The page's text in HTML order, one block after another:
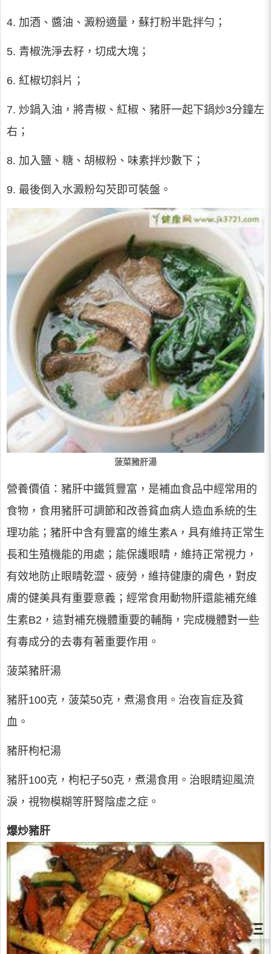
4. 加酒、醬油、澱粉適量，蘇打粉半匙拌勻；
5. 青椒洗淨去籽，切成大塊；
6. 紅椒切斜片；
7. 炒鍋入油，將青椒、紅椒、豬肝一起下鍋炒3分鐘左
右；
8. 加入鹽、糖、胡椒粉、味素拌炒數下；
9. 最後倒入水澱粉勾芡即可裝盤。
菠菜豬肝湯
營養價值：豬肝中鐵質豐富，是補血食品中經常用的
食物，食用豬肝可調節和改善貧血病人造血系統的生
理功能；豬肝中含有豐富的維生素A，具有維持正常生
長和生殖機能的用處；能保護眼睛，維持正常視力，
有效地防止眼睛乾澀、疲勞，維持健康的膚色，對皮
膚的健美具有重要意義；經常食用動物肝還能補充維
生素B2，這對補充機體重要的輔酶，完成機體對一些
有毒成分的去毒有著重要作用。
菠菜豬肝湯
豬肝100克，菠菜50克，煮湯食用。治夜盲症及貧
血。
豬肝枸杞湯
豬肝100克，枸杞子50克，煮湯食用。治眼睛迎風流
淚，視物模糊等肝腎陰虛之症。
爆炒豬肝
Ξ